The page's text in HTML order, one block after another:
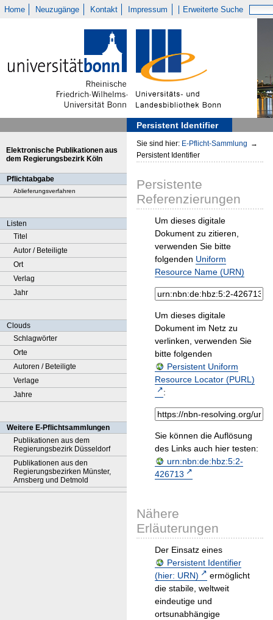
Home Neuzugänge Kontakt Impressum Erweiterte Suche
Persistent Identifier
Elektronische Publikationen aus
dem Regierungsbezirk Köln
Pflichtabgabe
Ablieferungsverfahren
Listen
Titel
Autor / Beteiligte
Ort
Verlag
Jahr
Clouds
Schlagwörter
Orte
Autoren / Beteiligte
Verlage
Jahre
Weitere E-Pflichtsammlungen
Publikationen aus dem
Regierungsbezirk Düsseldorf
Publikationen aus den
Regierungsbezirken Münster,
Arnsberg und Detmold
Sie sind hier: E-Pflicht-Sammlung →
Persistent Identifier
Persistente
Referenzierungen
Um dieses digitale
Dokument zu zitieren,
verwenden Sie bitte
folgenden Uniform
Resource Name (URN)
Um dieses digitale
Dokument im Netz zu
verlinken, verwenden Sie
bitte folgenden
Persistent Uniform
Resource Locator (PURL)
:
Sie können die Auflösung
des Links auch hier testen:
urn:nbn:de:hbz:5:2-
426713
Nähere
Erläuterungen
Der Einsatz eines
Persistent Identifier
(hier: URN)
ermöglicht
die stabile, weltweit
eindeutige und
ortsunabhängige